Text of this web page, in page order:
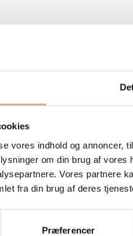
vores indhold og annoncer,
om din brug af
Vores partnere
fra din brug af deres
Præferencer